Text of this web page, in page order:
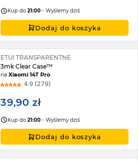
Kup do21:00 - Wyślemy dziś
Dodaj do koszyka
ETUI TRANSPARENTNE
3mk Clear Case™
naXiaomi 14T Pro
4.9 (279)
39,90 zł
Kup do21:00 - Wyślemy dziś
Dodaj do koszyka